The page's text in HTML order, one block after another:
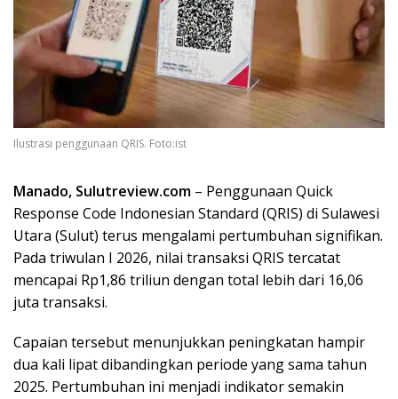
Ilustrasi penggunaan QRIS. Foto:ist
Manado, Sulutreview.com – Penggunaan Quick
Response Code Indonesian Standard (QRIS) di Sulawesi
Utara (Sulut) terus mengalami pertumbuhan signifikan.
Pada triwulan I 2026, nilai transaksi QRIS tercatat
mencapai Rp1,86 triliun dengan total lebih dari 16,06
juta transaksi.
Capaian tersebut menunjukkan peningkatan hampir
dua kali lipat dibandingkan periode yang sama tahun
2025. Pertumbuhan ini menjadi indikator semakin